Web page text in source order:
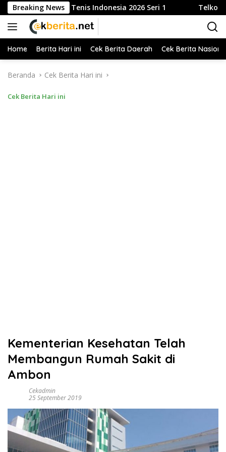
Langsung
ke
konten
Breaking News
Liga Tenis Indonesia 2026 Seri 1 Telkom Gandeng
Home Berita Hari ini Cek Berita Daerah Cek Berita
Beranda Cek Berita Hari ini
Cek Berita Hari ini
Kementerian Kesehatan Telah
Membangun Rumah Sakit di
Ambon
Cekadmin
25 September 2019